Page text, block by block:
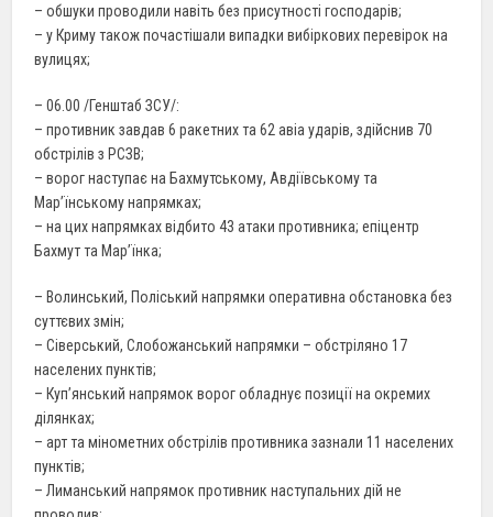
– обшуки проводили навіть без присутності господарів;
– у Криму також почастішали випадки вибіркових перевірок на
вулицях;
– 06.00 /Генштаб ЗСУ/:
– противник завдав 6 ракетних та 62 авіа ударів, здійснив 70
обстрілів з РСЗВ;
– ворог наступає на Бахмутському, Авдіївському та
Мар’їнському напрямках;
– на цих напрямках відбито 43 атаки противника; епіцентр
Бахмут та Мар’їнка;
– Волинський, Поліський напрямки оперативна обстановка без
суттєвих змін;
– Сіверський, Слобожанський напрямки – обстріляно 17
населених пунктів;
– Куп’янський напрямок ворог обладнує позиції на окремих
ділянках;
– арт та мінометних обстрілів противника зазнали 11 населених
пунктів;
– Лиманський напрямок противник наступальних дій не